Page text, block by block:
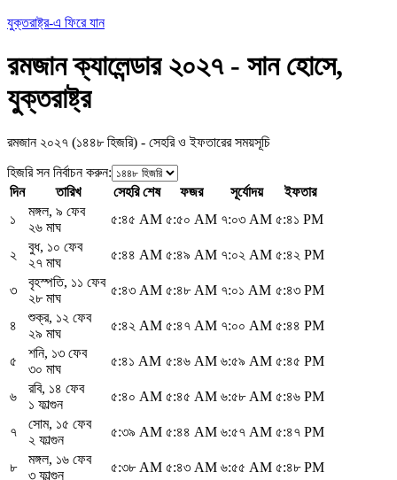
যুক্তরাষ্ট্র-এ ফিরে যান
রমজান ক্যালেন্ডার ২০২৭ - সান হোসে,
যুক্তরাষ্ট্র
রমজান ২০২৭ (১৪৪৮ হিজরি) - সেহরি ও ইফতারের সময়সূচি
হিজরি সন নির্বাচন করুন:
দিন
তারিখ সেহরি শেষ ফজর সূর্যোদয়
ইফতার
১
মঙ্গল, ৯ ফেব
২৬ মাঘ
৫:৪৫ AM ৫:৫০ AM ৭:০৩ AM ৫:৪১ PM
২
বুধ, ১০ ফেব
২৭ মাঘ
৫:৪৪ AM ৫:৪৯ AM ৭:০২ AM ৫:৪২ PM
৩
বৃহস্পতি, ১১ ফেব
২৮ মাঘ
৫:৪৩ AM ৫:৪৮ AM ৭:০১ AM ৫:৪৩ PM
৪
শুক্র, ১২ ফেব
২৯ মাঘ
৫:৪২ AM ৫:৪৭ AM ৭:০০ AM ৫:৪৪ PM
৫
শনি, ১৩ ফেব
৩০ মাঘ
৫:৪১ AM ৫:৪৬ AM ৬:৫৯ AM ৫:৪৫ PM
৬
রবি, ১৪ ফেব
১ ফাল্গুন
৫:৪০ AM ৫:৪৫ AM ৬:৫৮ AM ৫:৪৬ PM
৭
সোম, ১৫ ফেব
২ ফাল্গুন
৫:৩৯ AM ৫:৪৪ AM ৬:৫৭ AM ৫:৪৭ PM
৮
মঙ্গল, ১৬ ফেব
৩ ফাল্গুন
৫:৩৮ AM ৫:৪৩ AM ৬:৫৫ AM ৫:৪৮ PM